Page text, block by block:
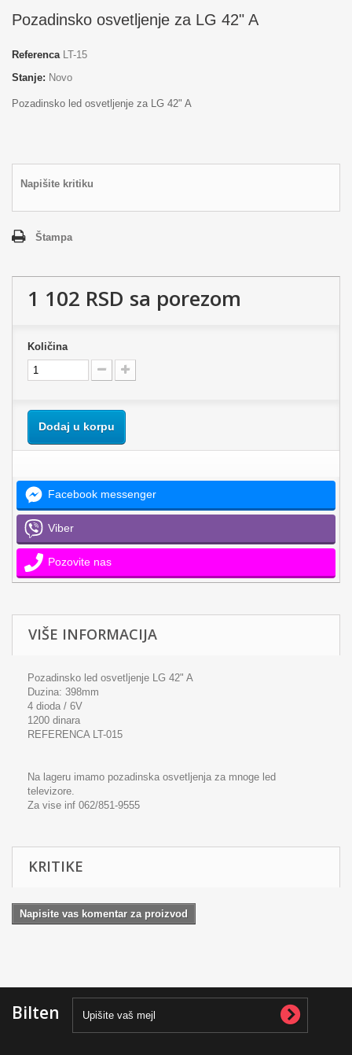
Pozadinsko osvetljenje za LG 42" A
Referenca LT-15
Stanje: Novo
Pozadinsko led osvetljenje za LG 42" A
Napišite kritiku
Štampa
1 102 RSD sa porezom
Količina
Dodaj u korpu
Facebook messenger
Viber
Pozovite nas
VIŠE INFORMACIJA
Pozadinsko led osvetljenje LG 42" A
Duzina: 398mm
4 dioda / 6V
1200 dinara
REFERENCA LT-015
Na lageru imamo pozadinska osvetljenja za mnoge led
televizore.
Za vise inf 062/851-9555
KRITIKE
Napisite vas komentar za proizvod
Bilten